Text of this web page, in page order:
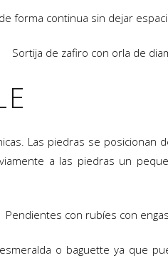
forma continua sin dejar
Sortija de zafiro con orla de
Las piedras se
a las piedras un
Pendientes con rubíes con
o baguette ya que